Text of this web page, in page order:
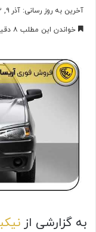
آخرین به روز رسانی: آذر ۹, ۱۴۰۲
خواندن این مطلب ۸ دقیقه زمان میبرد
به گزارشی از